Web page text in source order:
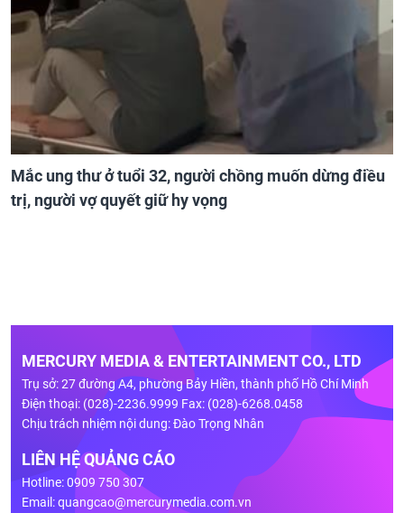
Mắc ung thư ở tuổi 32, người chồng muốn dừng điều
trị, người vợ quyết giữ hy vọng
MERCURY MEDIA & ENTERTAINMENT CO., LTD
Trụ sở: 27 đường A4, phường Bảy Hiền, thành phố Hồ Chí Minh
Điện thoại: (028)-2236.9999 Fax: (028)-6268.0458
Chịu trách nhiệm nội dung: Đào Trọng Nhân
LIÊN HỆ QUẢNG CÁO
Hotline: 0909 750 307
Email:quangcao@mercurymedia.com.vn